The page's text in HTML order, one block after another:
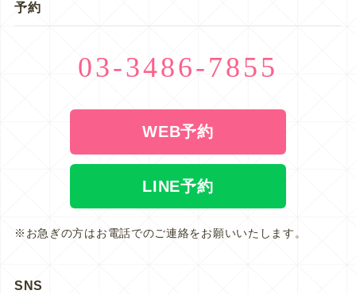
予約
03-3486-7855
WEB予約
LINE予約
※お急ぎの方はお電話でのご連絡をお願いいたします。
SNS